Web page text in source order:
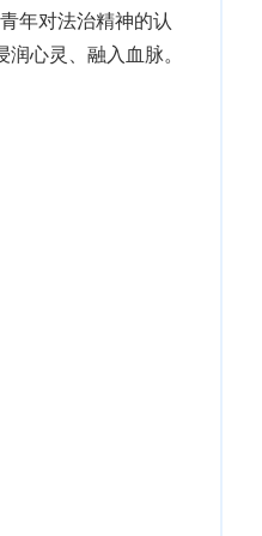
年对法治精神的认
心灵、融入血脉。